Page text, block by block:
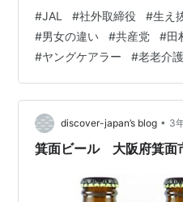
なんであれ、労働している
社会は大きく変わるはずで
されて幸せに暮らせる、 少
るような社会を構築するこ
に、日本の社会の改革の方
さらに富むようにしか考え
#JAL #社外取締役 #生え
#男女の違い #共産党 #田
#ヤングケアラー #老老介護
discover-japan’s blog • 3
箕面ビール 大阪府箕面